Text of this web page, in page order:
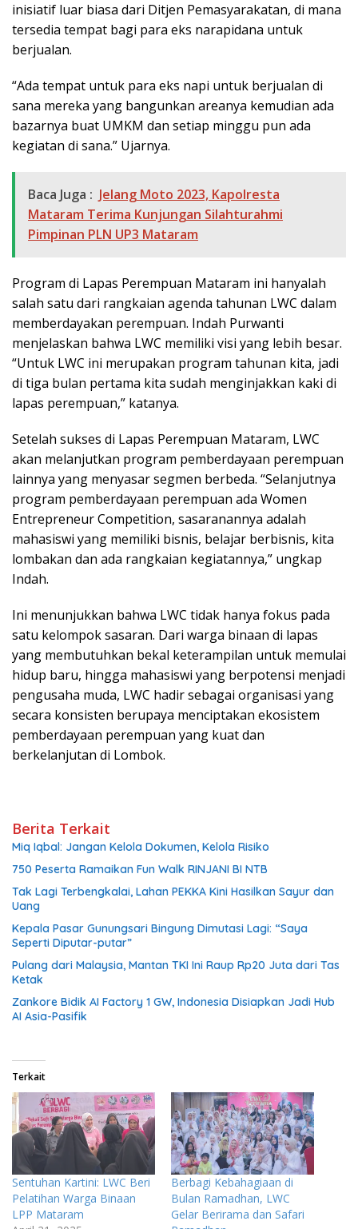
inisiatif luar biasa dari Ditjen Pemasyarakatan, di mana
tersedia tempat bagi para eks narapidana untuk
berjualan.
“Ada tempat untuk para eks napi untuk berjualan di
sana mereka yang bangunkan areanya kemudian ada
bazarnya buat UMKM dan setiap minggu pun ada
kegiatan di sana.” Ujarnya.
Baca Juga : Jelang Moto 2023, Kapolresta
Mataram Terima Kunjungan Silahturahmi
Pimpinan PLN UP3 Mataram
Program di Lapas Perempuan Mataram ini hanyalah
salah satu dari rangkaian agenda tahunan LWC dalam
memberdayakan perempuan. Indah Purwanti
menjelaskan bahwa LWC memiliki visi yang lebih besar.
“Untuk LWC ini merupakan program tahunan kita, jadi
di tiga bulan pertama kita sudah menginjakkan kaki di
lapas perempuan,” katanya.
Setelah sukses di Lapas Perempuan Mataram, LWC
akan melanjutkan program pemberdayaan perempuan
lainnya yang menyasar segmen berbeda. “Selanjutnya
program pemberdayaan perempuan ada Women
Entrepreneur Competition, sasaranannya adalah
mahasiswi yang memiliki bisnis, belajar berbisnis, kita
lombakan dan ada rangkaian kegiatannya,” ungkap
Indah.
Ini menunjukkan bahwa LWC tidak hanya fokus pada
satu kelompok sasaran. Dari warga binaan di lapas
yang membutuhkan bekal keterampilan untuk memulai
hidup baru, hingga mahasiswi yang berpotensi menjadi
pengusaha muda, LWC hadir sebagai organisasi yang
secara konsisten berupaya menciptakan ekosistem
pemberdayaan perempuan yang kuat dan
berkelanjutan di Lombok.
Berita Terkait
Miq Iqbal: Jangan Kelola Dokumen, Kelola Risiko
750 Peserta Ramaikan Fun Walk RINJANI BI NTB
Tak Lagi Terbengkalai, Lahan PEKKA Kini Hasilkan Sayur dan
Uang
Kepala Pasar Gunungsari Bingung Dimutasi Lagi: “Saya
Seperti Diputar-putar”
Pulang dari Malaysia, Mantan TKI Ini Raup Rp20 Juta dari Tas
Ketak
Zankore Bidik AI Factory 1 GW, Indonesia Disiapkan Jadi Hub
AI Asia-Pasifik
Terkait
Sentuhan Kartini: LWC Beri
Pelatihan Warga Binaan
LPP Mataram
Berbagi Kebahagiaan di
Bulan Ramadhan, LWC
Gelar Berirama dan Safari